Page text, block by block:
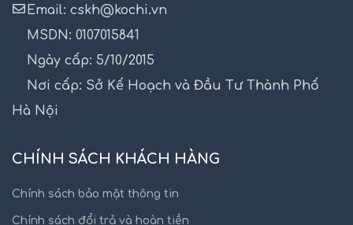
Email: cskh@kochi.vn
MSDN: 0107015841
Ngày cấp: 5/10/2015
Nơi cấp: Sở Kế Hoạch và Đầu Tư Thành Phố
Hà Nội
CHÍNH SÁCH KHÁCH HÀNG
Chính sách bảo mật thông tin
Chính sách đổi trả và hoàn tiền